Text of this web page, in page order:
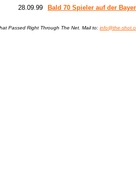
28.09.99
Bald 70 Spieler auf der
Passed Right Through The Net. Mail to: info@the-